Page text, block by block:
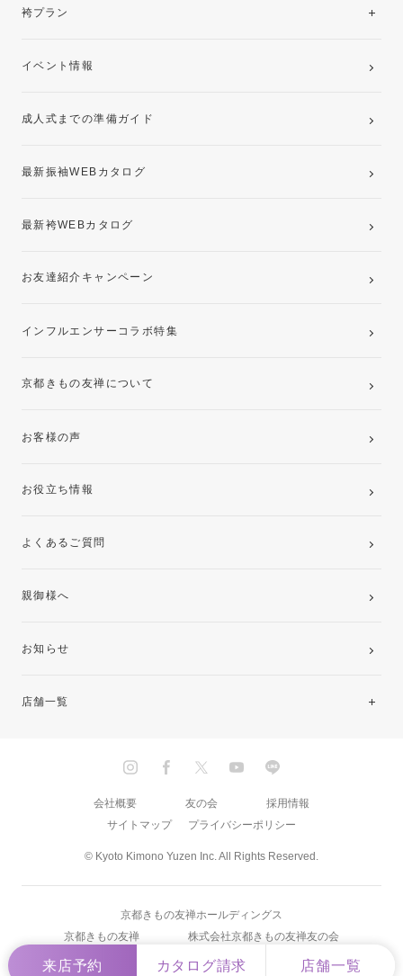
来店予約 カタログ請求 店舗一覧
レンタルプラン
袴プラン
卒業袴レンタルプラン
イベント情報
成人式までの準備ガイド
最新振袖WEBカタログ
最新袴WEBカタログ
お友達紹介キャンペーン
インフルエンサーコラボ特集
京都きもの友禅について
お客様の声
お役立ち情報
よくあるご質問
親御様へ
お知らせ
店舗一覧
九州
© Kyoto Kimono Yuzen Inc. All Rights Reserved.
会社概要 友の会
採用情報
サイトマップ
プライバシーポリシー
京都きもの友禅ホールディングス
京都きもの友禅
株式会社京都きもの友禅友の会